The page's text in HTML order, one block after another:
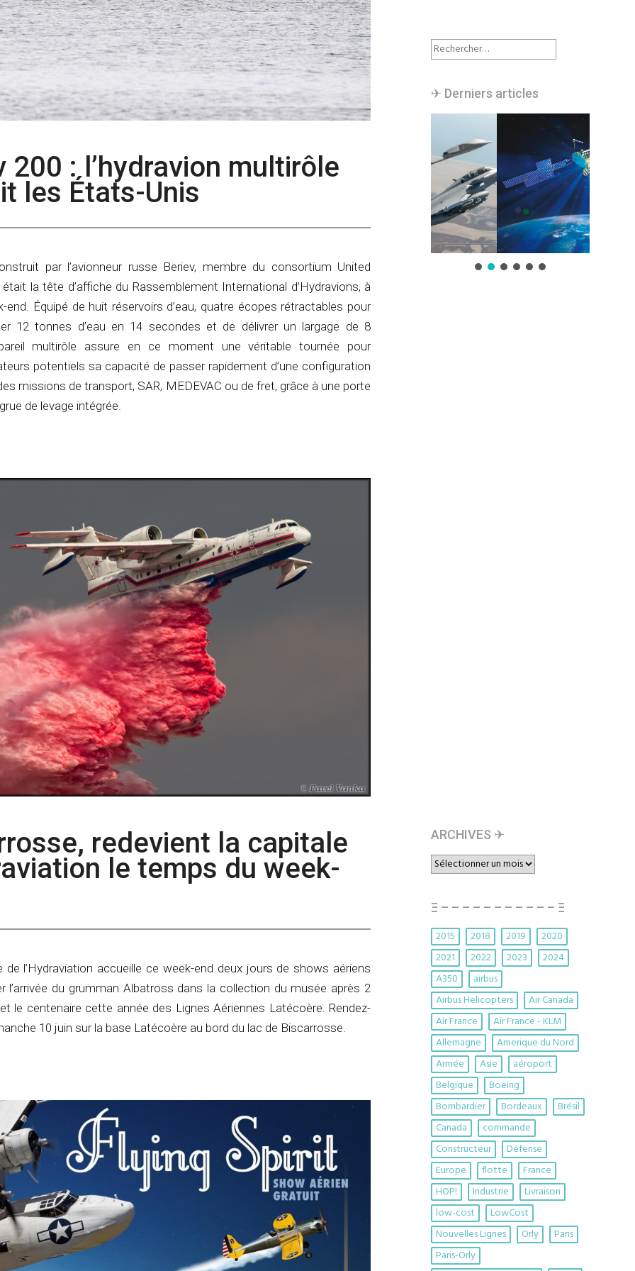
200 : l’hydravion multirôle
les États-Unis
par l’avionneur russe Beriev, membre du consortium United
la tête d’affiche du Rassemblement International d’Hydravions, à
end. Équipé de huit réservoirs d’eau, quatre écopes rétractables pour
12 tonnes d’eau en 14 secondes et de délivrer un largage de 8
multirôle assure en ce moment une véritable tournée pour
potentiels sa capacité de passer rapidement d’une configuration
missions de transport, SAR, MEDEVAC ou de fret, grâce à une porte
de levage intégrée.
redevient la capitale
le temps du week-
de l’Hydraviation accueille ce week-end deux jours de shows aériens
l’arrivée du grumman Albatross dans la collection du musée après 2
le centenaire cette année des Lignes Aériennes Latécoère. Rendez-
10 juin sur la base Latécoère au bord du lac de Biscarrosse.
Rechercher :
✈︎ Derniers articles
ARCHIVES ✈︎
ARCHIVES
✈︎
Ξ – – – – – – – – – – – Ξ
2015 2018 2019
2020
2021
2022 2023
2024
A350
airbus
Airbus Helicopters
Air Canada
Air France
Air France - KLM
Allemagne
Amerique du Nord
Armée
Asie
aéroport
Belgique
Boeing
Bombardier
Bordeaux
Brésil
Canada
commande
Constructeur
Défense
Europe
flotte
France
HOP!
Industrie
Livraison
low-cost
LowCost
Nouvelles Lignes
Orly
Paris
Paris-Orly